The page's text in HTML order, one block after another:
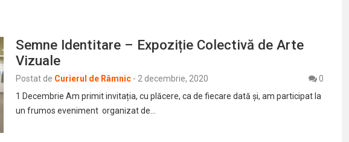
Semne Identitare – Expoziție Colectivă de Arte
Vizuale
Postat de Curierul de Râmnic - 2 decembrie, 2020
0
1 Decembrie Am primit invitația, cu plăcere, ca de fiecare dată și, am participat la
un frumos eveniment organizat de…